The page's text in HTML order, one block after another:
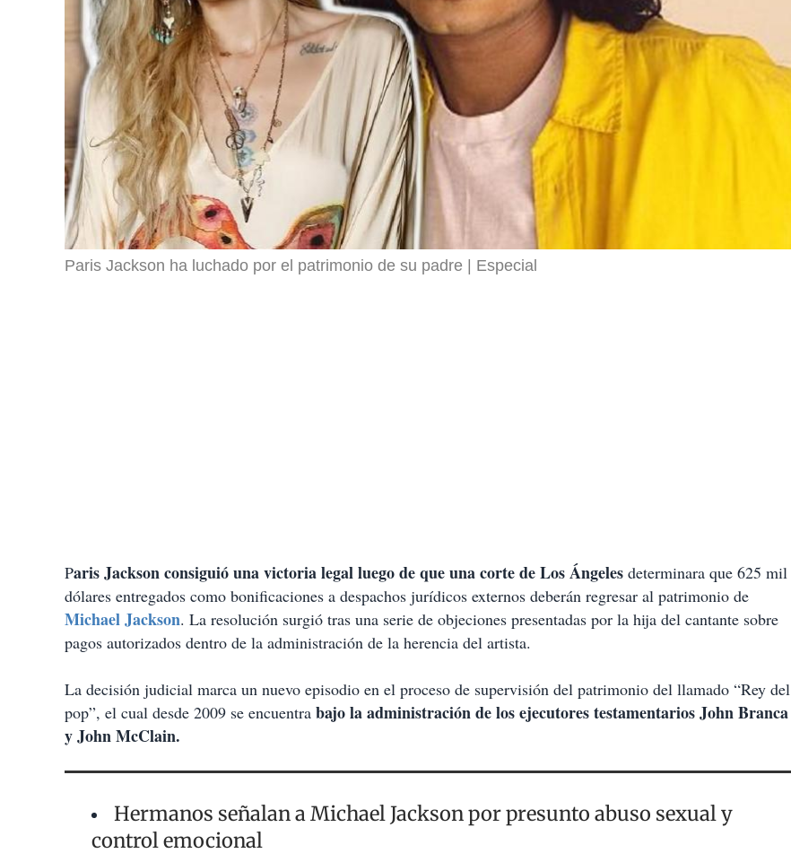
Paris Jackson ha luchado por el patrimonio de su padre Especial
Paris Jackson consiguió una victoria legal luego de que una corte de Los Ángeles determinara que 625 mil
dólares entregados como bonificaciones a despachos jurídicos externos deberán regresar al patrimonio de
Michael Jackson. La resolución surgió tras una serie de objeciones presentadas por la hija del cantante sobre
pagos autorizados dentro de la administración de la herencia del artista.
La decisión judicial marca un nuevo episodio en el proceso de supervisión del patrimonio del llamado “Rey del
pop”, el cual desde 2009 se encuentra bajo la administración de los ejecutores testamentarios John Branca
y John McClain.
Hermanos señalan a Michael Jackson por presunto abuso sexual y
control emocional